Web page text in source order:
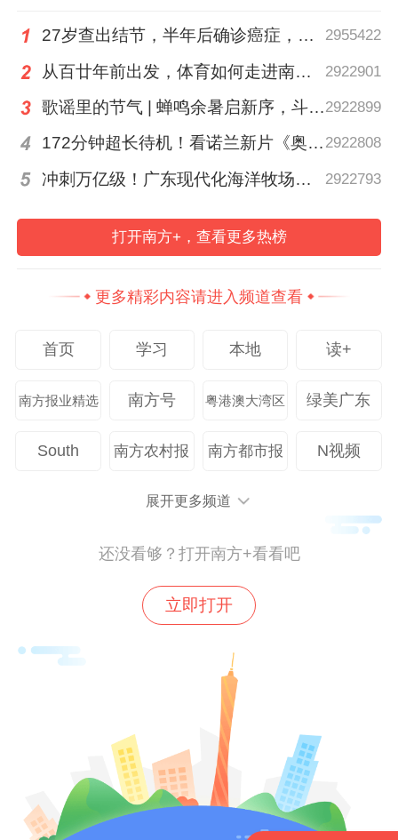
围绕“十五五”时期科技创新和现代化产业体
系建设提出的新要求，南方日报与中行广东
省分行分别发布《金融向“新”科技金融全国
融湾区”科技金融行动方案》（以下简称《行
动方案》）。其中，《报告》在全国视野下
产业和金融优势提出针对性建议。《行动方
新”的显著特点，以更精准的金融资源配置、
供给，全面助力广东省打造具有全球影响力
的国际科技创新中心。
活动期间，中国银行广东省分行与南方报业
传媒集团（南方日报社）举行战略合作框架
协议签署仪式。双方将依托“中银·南方金融
智库”“中银·南方金融大讲坛”等平台，在智库
共建、品牌项目打造、主题宣传和金融素养
教育等方面深化合作，更好发挥金融与媒体
在服务国家战略和区域发展中的合力。
27岁查出结节，半年后确诊癌症，甲状腺癌真的“懒”吗？ 2955422
从百廿年前出发，体育如何走进南粤普通人的生活？ 2922901
歌谣里的节气 | 蝉鸣余暑启新序，斗指西南迎立秋2922899
172分钟超长待机！看诺兰新片《奥德赛》前需要了解这三件事→ 2922808
冲刺万亿级！广东现代化海洋牧场建设提速 2922793
打开南方+，查看更多热榜
更多精彩内容请进入频道查看
首页 学习 本地 读+
南方报业精选 南方号 粤港澳大湾区 绿美广东
South 南方农村报 南方都市报 N视频
展开更多频道
还没看够？打开南方+看看吧
立即打开